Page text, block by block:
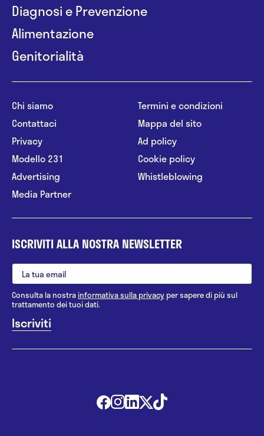
Diagnosi e Prevenzione
Alimentazione
Genitorialità
Chi siamo
Contattaci
Privacy
Modello 231
Advertising
Media Partner
Termini e condizioni
Mappa del sito
Ad policy
Cookie policy
Whistleblowing
ISCRIVITI ALLA NOSTRA NEWSLETTER
Consulta la nostrainformativa sulla privacy per sapere di più sul
trattamento dei tuoi dati.